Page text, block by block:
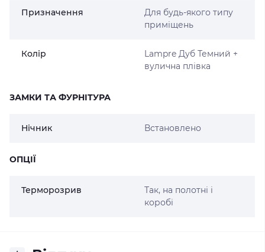
Призначення
Для будь-якого типу
приміщень
Колір
Lampre Дуб Темний +
вулична плівка
ЗАМКИ ТА ФУРНІТУРА
Нічник Встановлено
ОПЦІЇ
Терморозрив
Так, на полотні і
коробі